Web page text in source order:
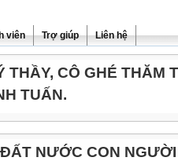
viên Trợ giúp Liên hệ
THẦY, CÔ GHÉ THĂM
TUẤN.
NƯỚC CON NGƯỜI